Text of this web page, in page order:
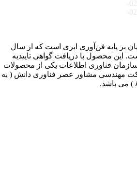
بر پایه فن‌آوری ابری است که از سال
است. این محصول با دریافت گواهی تاییدیه
به شماره 207472 از سازمان فناوری اطلاعات یکی از محصولات
مهندسی مشاور عصر فناوری دانش ( به